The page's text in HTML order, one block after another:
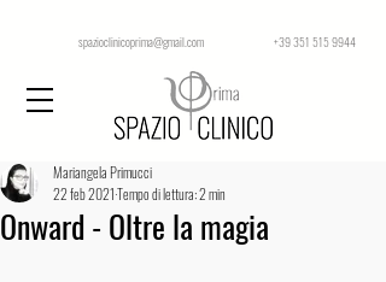
spazioclinicoprima@gmail.com +39 351 515 9944
Onward - Oltre la magia
Mariangela Primucci
22 feb 2021Tempo di lettura: 2 min